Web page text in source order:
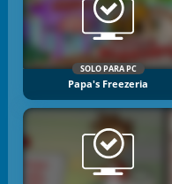
SOLO PARA PC
Papa's Freezeria